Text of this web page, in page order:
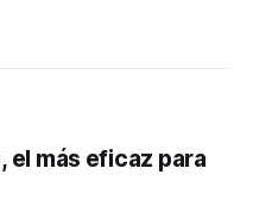
el más eficaz para